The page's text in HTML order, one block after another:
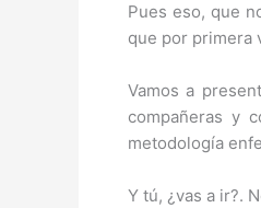
Pues eso, que
que por primera
Vamos a
compañeras y
metodología
Y tú, ¿vas a ir?.